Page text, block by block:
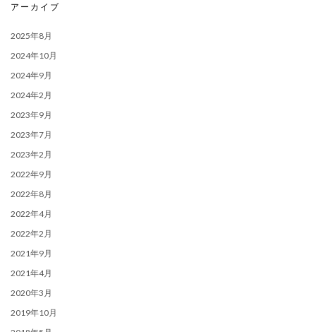
アーカイブ
2025年8月
2024年10月
2024年9月
2024年2月
2023年9月
2023年7月
2023年2月
2022年9月
2022年8月
2022年4月
2022年2月
2021年9月
2021年4月
2020年3月
2019年10月